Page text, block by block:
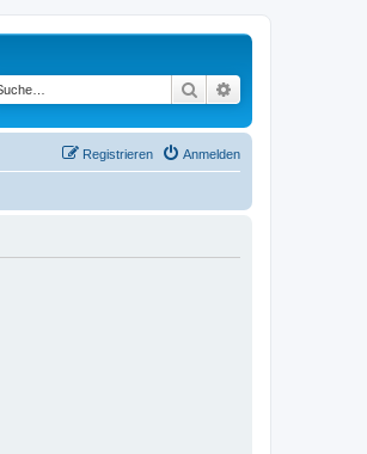
Suche
Anmelden
Registrieren